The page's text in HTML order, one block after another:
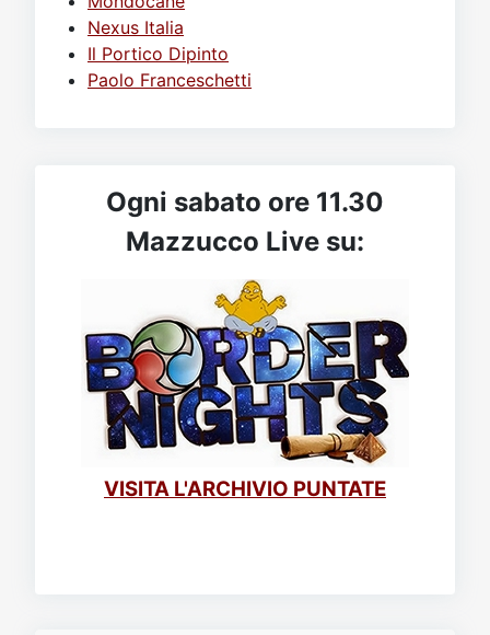
Nexus Italia
Il Portico Dipinto
Paolo Franceschetti
Ogni sabato ore 11.30
Mazzucco Live su:
VISITA L'ARCHIVIO PUNTATE